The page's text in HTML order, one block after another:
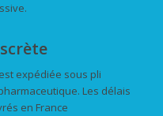
expédiée sous pli
Les délais
en France